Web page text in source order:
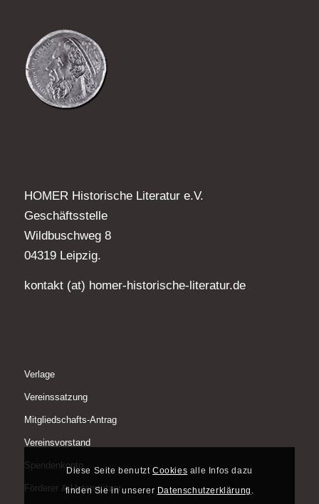
HOMER Historische Literatur e.V.
Geschäftsstelle
Wildbuschweg 8
04319 Leipzig.
kontakt (at) homer-historische-literatur.de
Verlage
Vereinssatzung
Mitgliedschafts-Antrag
Vereinsvorstand
Spendenkonto
Förderer & Unterstützer
Diese Seite benutztCookies alle Infos dazu
finden Sie in unserer Datenschutzerklärung